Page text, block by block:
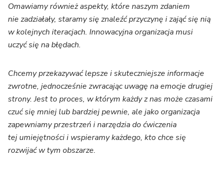
Omawiamy również aspekty, które naszym zdaniem
nie zadziałały, staramy się znaleźć przyczynę i zająć się nią
w kolejnych iteracjach. Innowacyjna organizacja musi
uczyć się na błędach.
Chcemy przekazywać lepsze i skuteczniejsze informacje
zwrotne, jednocześnie zwracając uwagę na emocje drugiej
strony. Jest to proces, w którym każdy z nas może czasami
czuć się mniej lub bardziej pewnie, ale jako organizacja
zapewniamy przestrzeń i narzędzia do ćwiczenia
tej umiejętności i wspieramy każdego, kto chce się
rozwijać w tym obszarze.